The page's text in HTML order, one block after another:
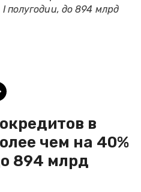
полугодии, до 894 млрд
в
чем на 40%
894 млрд